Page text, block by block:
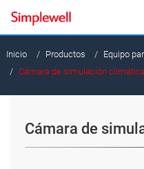
Inicio Productos
Equipo
Cámara de simulación climática
Cámara de